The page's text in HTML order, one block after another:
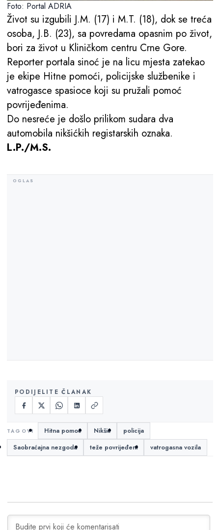
Foto: Portal ADRIA
Život su izgubili J.M. (17) i M.T. (18), dok se treća
osoba, J.B. (23), sa povredama opasnim po život,
bori za život u Kliničkom centru Crne Gore.
Reporter portala sinoć je na licu mjesta zatekao
je ekipe Hitne pomoći, policijske službenike i
vatrogasce spasioce koji su pružali pomoć
povrijeđenima.
Do nesreće je došlo prilikom sudara dva
automobila nikšićkih registarskih oznaka.
L.P./M.S.
PODIJELITE ČLANAK
Hitna pomoć Nikšić
policija
Saobraćajna nezgoda
teže povrijeđeni vatrogasna vozila